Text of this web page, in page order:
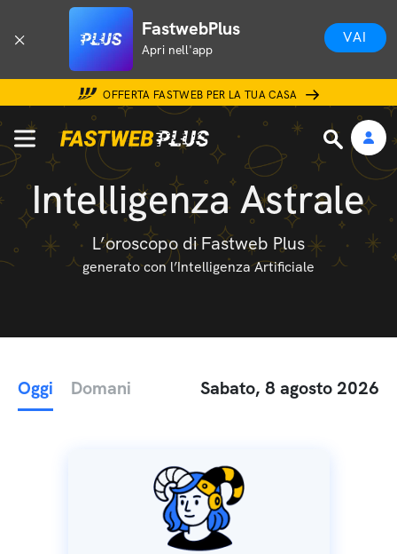
FastwebPlus
Apri nell'app
VAI
OFFERTA FASTWEB PER LA TUA CASA
Intelligenza Astrale
L’oroscopo di Fastweb Plus
generato con l’Intelligenza Artificiale
Oggi Domani Sabato, 8 agosto 2026